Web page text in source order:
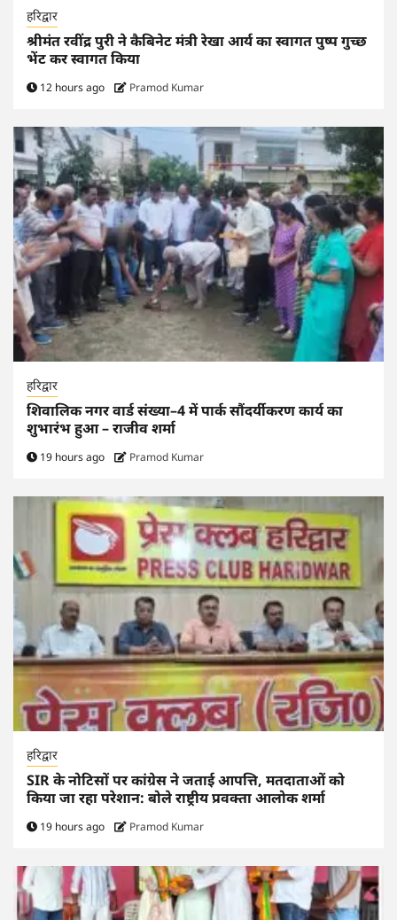
हरिद्वार
श्रीमंत रवींद्र पुरी ने कैबिनेट मंत्री रेखा आर्य का स्वागत पुष्प गुच्छ
भेंट कर स्वागत किया
12 hours ago Pramod Kumar
हरिद्वार
शिवालिक नगर वार्ड संख्या–4 में पार्क सौंदर्यीकरण कार्य का
शुभारंभ हुआ – राजीव शर्मा
19 hours ago Pramod Kumar
हरिद्वार
SIR के नोटिसों पर कांग्रेस ने जताई आपत्ति, मतदाताओं को
किया जा रहा परेशान: बोले राष्ट्रीय प्रवक्ता आलोक शर्मा
19 hours ago Pramod Kumar